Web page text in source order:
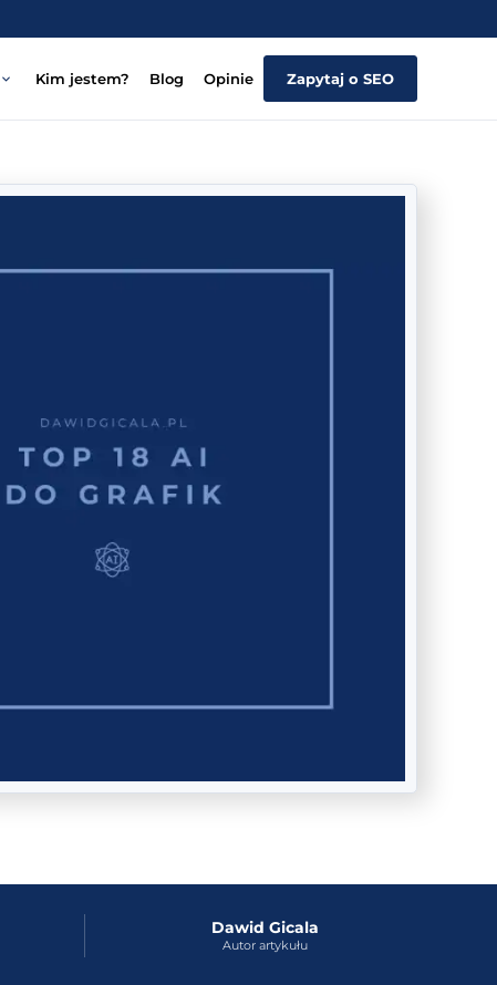
Kim jestem? Blog Opinie Zapytaj o SEO
Dawid Gicala
Autor artykułu